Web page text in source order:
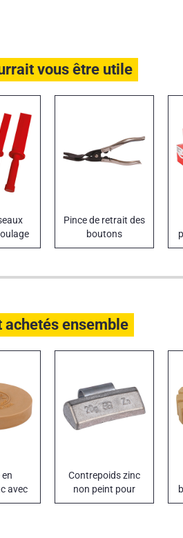
vous être utile
Pince de retrait des
boutons
achetés ensemble
avec
M8
Contrepoids zinc
non peint pour
jantes en fer